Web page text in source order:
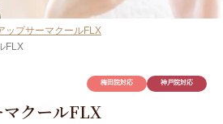
ップサーマクールFLX
FLX
マクールFLX
梅田院対応 神戸院対応